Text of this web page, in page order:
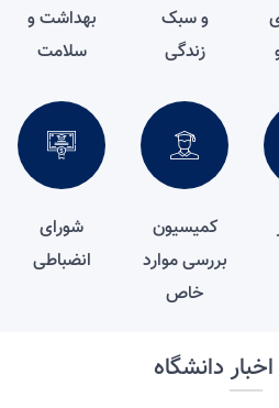
و سبک
زندگی
بهداشت و
سلامت
کمیسیون
بررسی موارد
خاص
شورای
انضباطی
دانشگاه